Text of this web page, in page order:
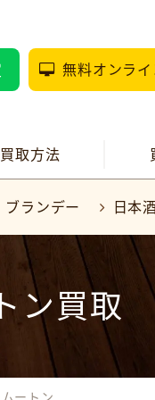
無料オンラ
買取方法
ブランデー 日本
ン買取